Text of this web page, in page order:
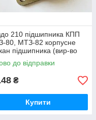
210 підшипника КПП
80, МТЗ-82 корпусне
підшипника (вир-во
50-1701184 / 50-
А
до відправки
₴
Купити